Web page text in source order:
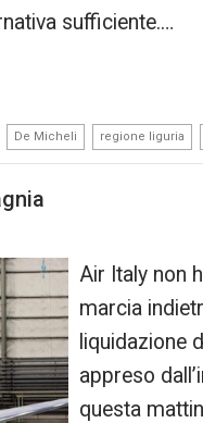
sufficiente.…
De Micheli regione liguria
Air Italy non
marcia
liquidazione
appreso
questa